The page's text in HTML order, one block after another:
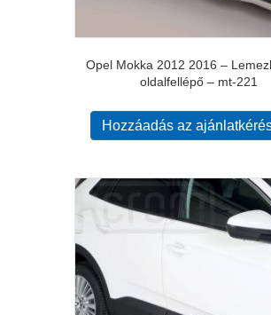
Opel Mokka 2012 2016 –
oldalfellépő – mt-221
Hozzáadás az